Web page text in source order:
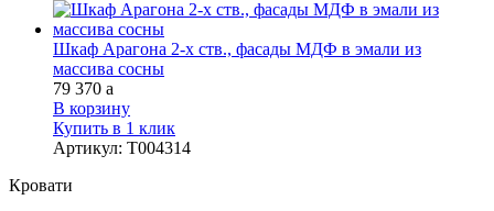
Шкаф Арагона 2-х ств., фасады МДФ в эмали из
массива сосны
79 370 a
В корзину
Купить в 1 клик
Артикул: Т004314
Кровати